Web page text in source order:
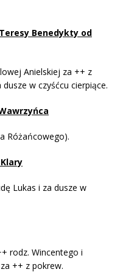
Benedykty od
Anielskiej za ++ z
w czyśćcu cierpiące.
Różańcowego).
Lukas i za dusze w
rodz. Wincentego i
++ z pokrew.